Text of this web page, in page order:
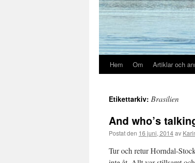
Hem Om Artiklar och
Etikettarkiv: Brasilien
And who’s
Postat den 16 juni, 2014av
Tur och retur Horndal-